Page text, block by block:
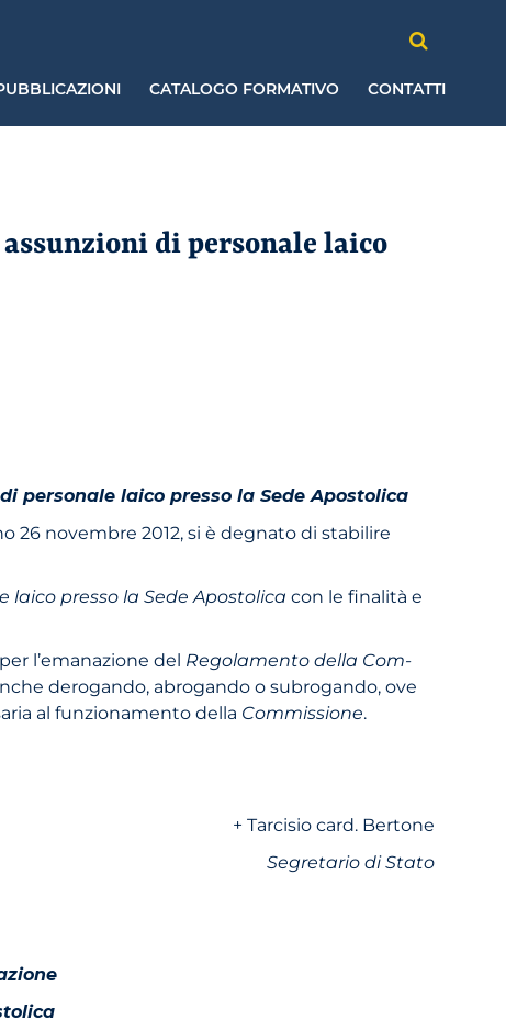
CATALOGO FORMATIVO CONTATTI
di personale laico
personale laico presso la Sede Apostolica
26 novembre 2012, si è degnato di stabilire
presso la Sede Apostolica con le finalità e
l’emanazione del Regolamento della Com­
derogando, abrogando o subrogando, ove
al funzionamento della Commissione.
+ Tarcisio card. Bertone
Segretario di Stato